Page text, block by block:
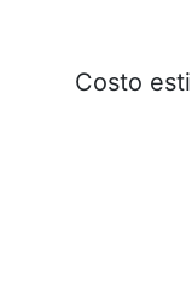
Costo